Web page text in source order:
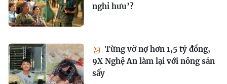
nghỉ hưu’?
Từng vỡ nợ hơn 1,5 tỷ đồng,
9X Nghệ An làm lại với nông sản
sấy